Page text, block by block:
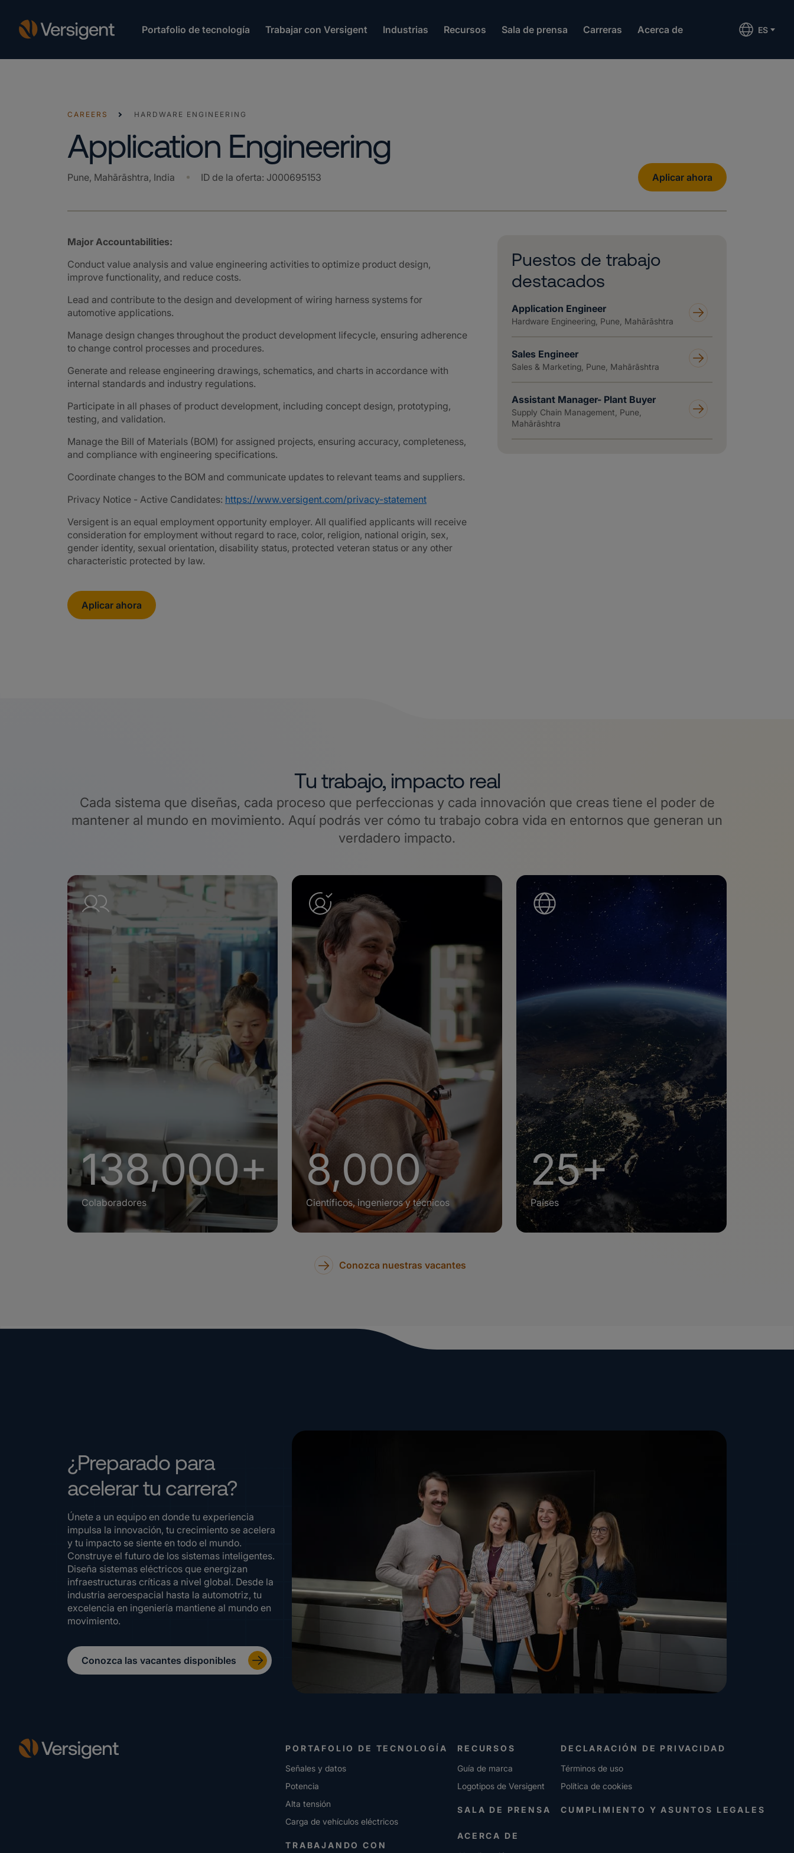
Portafolio de tecnología Trabajar con Versigent Industrias Recursos Sala de prensa Carreras Acerca de ES
CAREERS HARDWARE ENGINEERING
Application Engineering
Pune, Mahārāshtra, India ID de la oferta: J000695153 Aplicar ahora
Major Accountabilities:
Conduct value analysis and value engineering activities to optimize product design,
improve functionality, and reduce costs.
Lead and contribute to the design and development of wiring harness systems for
automotive applications.
Manage design changes throughout the product development lifecycle, ensuring adherence
to change control processes and procedures.
Generate and release engineering drawings, schematics, and charts in accordance with
internal standards and industry regulations.
Participate in all phases of product development, including concept design, prototyping,
testing, and validation.
Manage the Bill of Materials (BOM) for assigned projects, ensuring accuracy, completeness,
and compliance with engineering specifications.
Coordinate changes to the BOM and communicate updates to relevant teams and suppliers.
Privacy Notice - Active Candidates: https://www.versigent.com/privacy-statement
Versigent is an equal employment opportunity employer. All qualified applicants will receive
consideration for employment without regard to race, color, religion, national origin, sex,
gender identity, sexual orientation, disability status, protected veteran status or any other
characteristic protected by law.
Aplicar ahora
Puestos de trabajo
destacados
Application Engineer
Hardware Engineering, Pune, Mahārāshtra
Sales Engineer
Sales & Marketing, Pune, Mahārāshtra
Assistant Manager- Plant Buyer
Supply Chain Management, Pune,
Mahārāshtra
Tu trabajo, impacto real
Cada sistema que diseñas, cada proceso que perfeccionas y cada innovación que creas tiene el poderde
mantener al mundo en movimiento. Aquí podrás ver cómo tu trabajo cobra vida en entornos que generan un
verdadero impacto.
138,000+
Colaboradores
8,000
Científicos, ingenieros y técnicos
25+
Países
Conozca nuestras vacantes
¿Preparado para
acelerar tu carrera?
Únete a un equipo en donde tu experiencia
impulsa la innovación, tu crecimiento se acelera
y tu impacto se siente en todo el mundo.
Construye el futuro de los sistemas inteligentes.
Diseña sistemas eléctricos que energizan
infraestructuras críticas a nivel global. Desde la
industria aeroespacial hasta la automotriz, tu
excelencia en ingeniería mantiene al mundo en
movimiento.
Conozca las vacantes disponibles
PORTAFOLIO DE TECNOLOGÍA
Señales y datos
Potencia
Alta tensión
Carga de vehículos eléctricos
TRABAJANDO CON
RECURSOS
Guía de marca
Logotipos de Versigent
SALA DE PRENSA
ACERCA DE
DECLARACIÓN DE PRIVACIDAD
Términos de uso
Política de cookies
CUMPLIMIENTO Y ASUNTOS LEGALES